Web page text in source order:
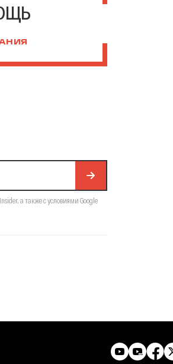
а также с условиями Google